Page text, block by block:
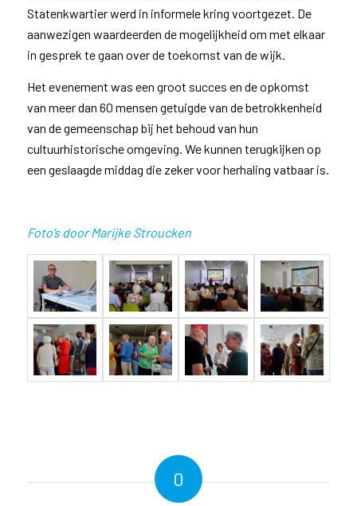
Statenkwartier werd in informele kring voortgezet. De
aanwezigen waardeerden de mogelijkheid om met elkaar
in gesprek te gaan over de toekomst van de wijk.
Het evenement was een groot succes en de opkomst
van meer dan 60 mensen getuigde van de betrokkenheid
van de gemeenschap bij het behoud van hun
cultuurhistorische omgeving. We kunnen terugkijken op
een geslaagde middag die zeker voor herhaling vatbaar is.
Foto’s door Marijke Stroucken
0